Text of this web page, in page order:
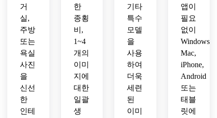
감,
고급
인테
리어
사진
리얼
리즘
가합
니다.
링 전
과 후
품질
을 추
가하
세요.
거
실,
주방
또는
욕실
사진
을
신선
한
인테
한
종횡
비,
1~4
개의
이미
지에
대한
일괄
생
기타
특수
모델
을
사용
하여
더욱
세련
된
이미
앱이
필요
없이
Windows,
Mac,
iPhone,
Android
또는
태블
릿에